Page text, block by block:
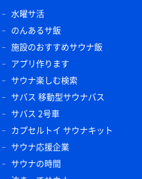
水曜サ活
のんあるサ飯
施設のおすすめサウナ飯
アプリ作ります
サウナ楽しむ検索
サバス 移動型サウナバス
サバス 2号車
カプセルトイ サウナキット
サウナ応援企業
サウナの時間